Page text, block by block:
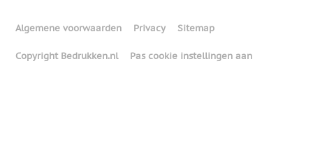
Algemene voorwaarden Privacy Sitemap
Copyright Bedrukken.nl Pas cookie instellingen aan